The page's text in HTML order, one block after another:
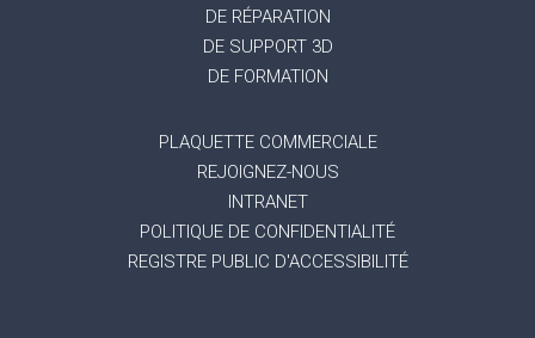
DE RÉPARATION
DE SUPPORT 3D
DE FORMATION
PLAQUETTE COMMERCIALE
REJOIGNEZ-NOUS
INTRANET
POLITIQUE DE CONFIDENTIALITÉ
REGISTRE PUBLIC D'ACCESSIBILITÉ